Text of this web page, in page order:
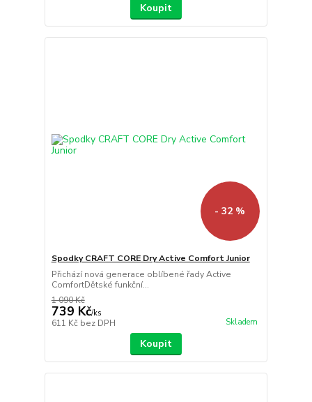
Koupit
- 32 %
Spodky CRAFT CORE Dry Active Comfort Junior
Přichází nová generace oblíbené řady Active
ComfortDětské funkční...
1 090 Kč
739 Kč/ks
611 Kč bez DPH Skladem
Koupit